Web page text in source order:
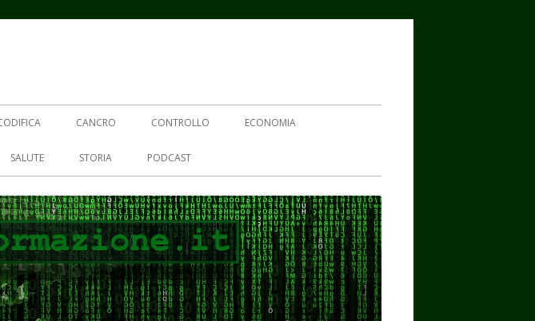
CANCRO CONTROLLO ECONOMIA
SALUTE STORIA PODCAST